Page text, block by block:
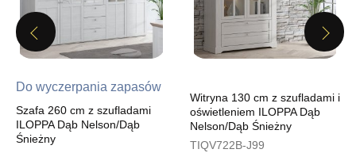
SALON MEBLOWY MEBLOSTYL
Salon meblowy
UL.PIONIERÓW 44
66-600 KROSNO ODRZAŃSKIE
Nr tel.
508100164
Adres e-mail:meblostyl01@op.pl
Godziny otwarcia
Pn-Pt: 09:00-17:00, Sb: 09:00-14:00
Previous
Do wyczerpania zapasów
Szafa 260 cm z szufladami
ILOPPA Dąb Nelson/Dąb
Śnieżny
Witryna 130 cm z szufladami i
oświetleniem ILOPPA Dąb
Nelson/Dąb Śnieżny
TIQV722B-J99
Next